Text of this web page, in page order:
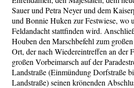
Sauer und Petra Neyer und dem
und Bonnie Huken zur Festwiese, wo
Feldandacht stattfinden wird.
Houben den Marschbefehl zum
Ort, der nach Wiedereintreffen an der
großen Vorbeimarsch auf der
Landstraße (Einmündung Dorfstraße
Landstraße) seinen krönenden